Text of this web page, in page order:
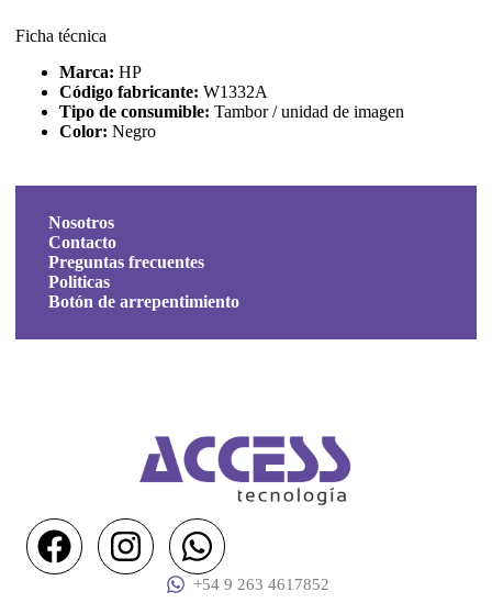
Ficha técnica
Marca: HP
Código fabricante: W1332A
Tipo de consumible: Tambor / unidad de imagen
Color: Negro
Nosotros
Contacto
Preguntas frecuentes
Politicas
Botón de arrepentimiento
+54 9 263 4617852